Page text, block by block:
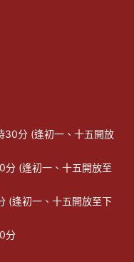
30分 (逢初一、十五開放
(逢初一、十五開放至
(逢初一、十五開放至下
分